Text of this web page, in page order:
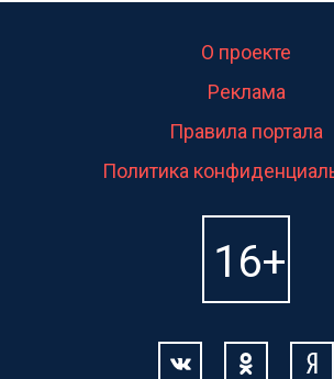
О проекте
Реклама
Правила портала
Политика